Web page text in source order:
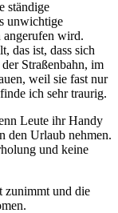
ständige
unwichtige
wird.
das ist, dass sich
Straßenbahn, im
weil sie fast nur
ich sehr traurig.
Leute ihr Handy
den Urlaub nehmen.
und keine
zunimmt und die